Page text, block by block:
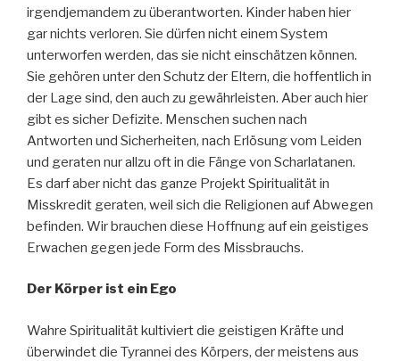
irgendjemandem zu überantworten. Kinder haben hier
gar nichts verloren. Sie dürfen nicht einem System
unterworfen werden, das sie nicht einschätzen können.
Sie gehören unter den Schutz der Eltern, die hoffentlich in
der Lage sind, den auch zu gewährleisten. Aber auch hier
gibt es sicher Defizite. Menschen suchen nach
Antworten und Sicherheiten, nach Erlösung vom Leiden
und geraten nur allzu oft in die Fänge von Scharlatanen.
Es darf aber nicht das ganze Projekt Spiritualität in
Misskredit geraten, weil sich die Religionen auf Abwegen
befinden. Wir brauchen diese Hoffnung auf ein geistiges
Erwachen gegen jede Form des Missbrauchs.
Der Körper ist ein Ego
Wahre Spiritualität kultiviert die geistigen Kräfte und
überwindet die Tyrannei des Körpers, der meistens aus